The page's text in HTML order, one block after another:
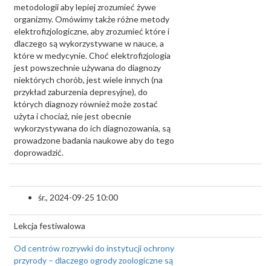
metodologii aby lepiej zrozumieć żywe
organizmy. Omówimy także różne metody
elektrofizjologiczne, aby zrozumieć które i
dlaczego są wykorzystywane w nauce, a
które w medycynie. Choć elektrofizjologia
jest powszechnie używana do diagnozy
niektórych chorób, jest wiele innych (na
przykład zaburzenia depresyjne), do
których diagnozy również może zostać
użyta i chociaż, nie jest obecnie
wykorzystywana do ich diagnozowania, są
prowadzone badania naukowe aby do tego
doprowadzić.
śr., 2024-09-25 10:00
Lekcja festiwalowa
Od centrów rozrywki do instytucji ochrony
przyrody – dlaczego ogrody zoologiczne są